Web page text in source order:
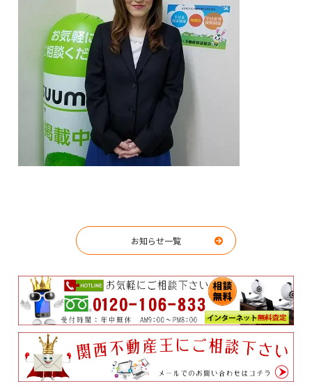
お知らせ一覧